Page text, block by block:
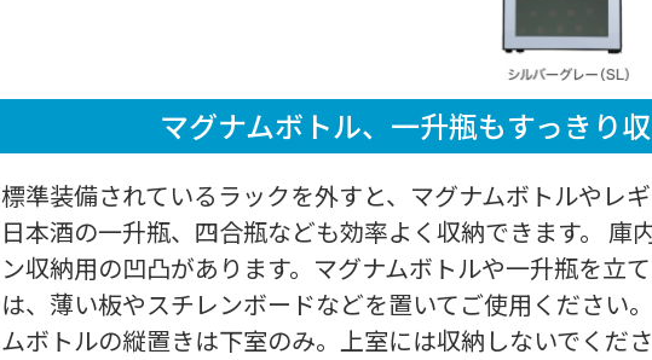
マグナムボトル、 一升瓶もすっきり
標準装備されているラックを外すと、マグナムボトルやレギ
日本酒の一升瓶、四合瓶なども効率よく収納できます。 庫
ン収納用の凹凸があります。マグナムボトルや一升瓶を立
は、薄い板やスチレンボードなどを置いてご使用ください
ムボトルの縦置きは下室のみ。上室には収納しないでくだ